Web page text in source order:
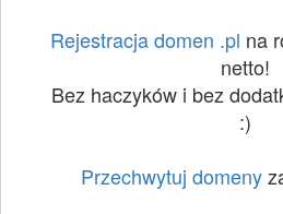
Rejestracja domen .pl na
netto!
Bez haczyków i bez
:)
Przechwytuj domeny